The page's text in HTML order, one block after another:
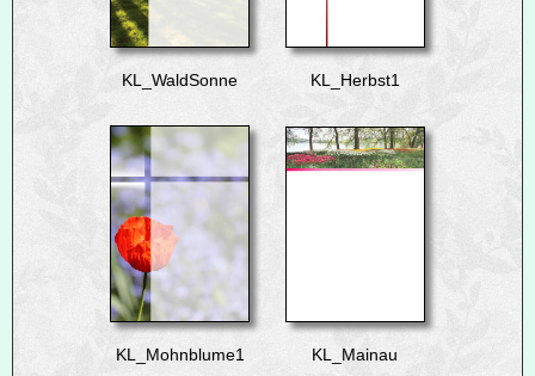
KL_WaldSonne KL_Herbst1
KL_Mohnblume1 KL_Mainau